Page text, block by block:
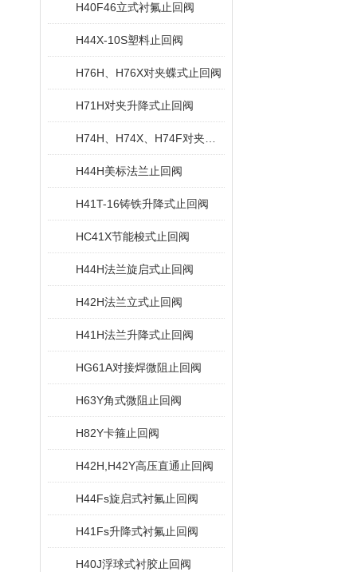
H40F46立式衬氟止回阀
H44X-10S塑料止回阀
H76H、H76X对夹蝶式止回阀
H71H对夹升降式止回阀
H44H美标法兰止回阀
H41T-16铸铁升降式止回阀
HC41X节能梭式止回阀
H44H法兰旋启式止回阀
H42H法兰立式止回阀
H41H法兰升降式止回阀
HG61A对接焊微阻止回阀
H63Y角式微阻止回阀
H82Y卡箍止回阀
H42H,H42Y高压直通止回阀
H44Fs旋启式衬氟止回阀
H41Fs升降式衬氟止回阀
H40J浮球式衬胶止回阀